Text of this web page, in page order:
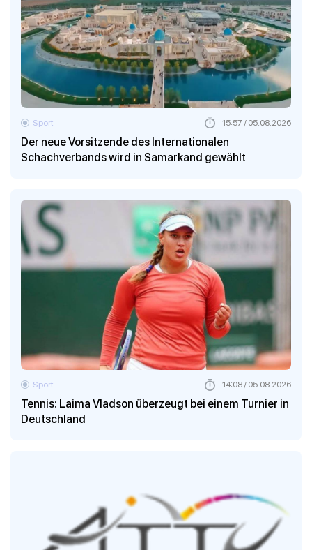
Der neue Vorsitzende des Internationalen
Schachverbands wird in Samarkand gewählt
Sport 15:57 / 05.08.2026
Tennis: Laima Vladson überzeugt bei einem Turnier in
Deutschland
Sport 14:08 / 05.08.2026